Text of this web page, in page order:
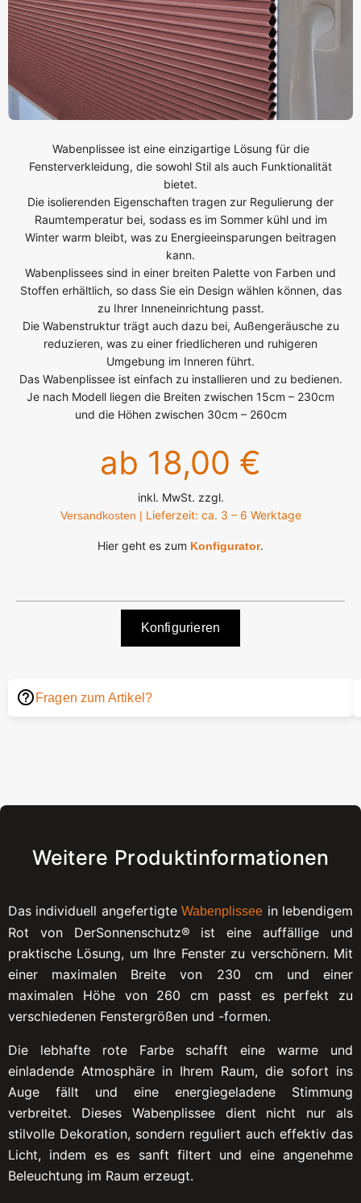
Wabenplissee ist eine einzigartige Lösung für die
Fensterverkleidung, die sowohl Stil als auch Funktionalität
bietet.
Die isolierenden Eigenschaften tragen zur Regulierung der
Raumtemperatur bei, sodass es im Sommer kühl und im
Winter warm bleibt, was zu Energieeinsparungen beitragen
kann.
Wabenplissees sind in einer breiten Palette von Farben und
Stoffen erhältlich, so dass Sie ein Design wählen können, das
zu Ihrer Inneneinrichtung passt.
Die Wabenstruktur trägt auch dazu bei, Außengeräusche zu
reduzieren, was zu einer friedlicheren und ruhigeren
Umgebung im Inneren führt.
Das Wabenplissee ist einfach zu installieren und zu bedienen.
Je nach Modell liegen die Breiten zwischen 15cm – 230cm
und die Höhen zwischen 30cm – 260cm
ab 18,00 €
inkl. MwSt. zzgl.
Versandkosten | Lieferzeit: ca. 3 – 6 Werktage
Hier geht es zum Konfigurator.
Konfigurieren
Fragen zum Artikel?
Weitere Produktinformationen
Das individuell angefertigteWabenplissee in lebendigem
Rot von DerSonnenschutz® ist eine auffällige und
praktische Lösung, um Ihre Fenster zu verschönern. Mit
einer maximalen Breite von 230 cm und einer
maximalen Höhe von 260 cm passt es perfekt zu
verschiedenen Fenstergrößen und -formen.
Die lebhafte rote Farbe schafft eine warme und
einladende Atmosphäre in Ihrem Raum, die sofort ins
Auge fällt und eine energiegeladene Stimmung
verbreitet. Dieses Wabenplissee dient nicht nur als
stilvolle Dekoration, sondern reguliert auch effektiv das
Licht, indem es es sanft filtert und eine angenehme
Beleuchtung im Raum erzeugt.